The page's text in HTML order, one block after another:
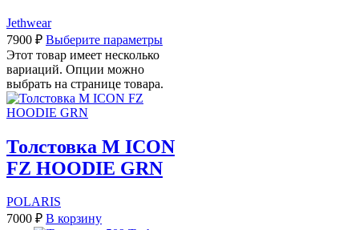
Jethwear
7900 ₽ Выберите параметры
Этот товар имеет несколько
вариаций. Опции можно
выбрать на странице товара.
Толстовка M ICON
FZ HOODIE GRN
POLARIS
7000 ₽ В корзину